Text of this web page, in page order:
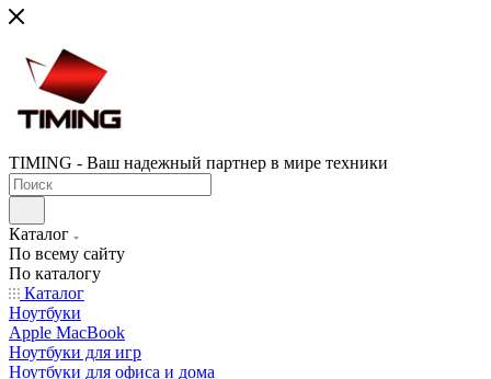
TIMING - Ваш надежный партнер в мире техники
Каталог
По всему сайту
По каталогу
Каталог
Ноутбуки
Apple MacBook
Ноутбуки для игр
Ноутбуки для офиса и дома